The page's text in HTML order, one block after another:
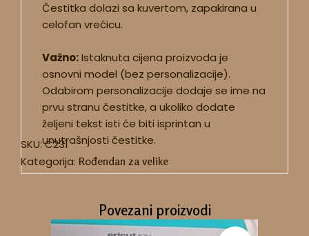
Čestitka dolazi sa kuvertom, zapakirana u
celofan vrećicu.
Važno:Istaknuta cijena proizvoda je
osnovni model (bez personalizacije).
Odabirom personalizacije dodaje se ime na
prvu stranu čestitke, a ukoliko dodate
željeni tekst isti će biti isprintan u
unutrašnjosti čestitke.
SKU:C231
Kategorija: Rođendan za velike
Povezani proizvodi